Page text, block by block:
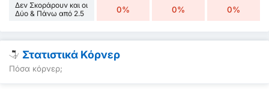
Δεν Σκοράρουν και οι
Δύο & Πάνω από 2.5
0% 0% 0%
Στατιστικά Κόρνερ
Πόσα κόρνερ;